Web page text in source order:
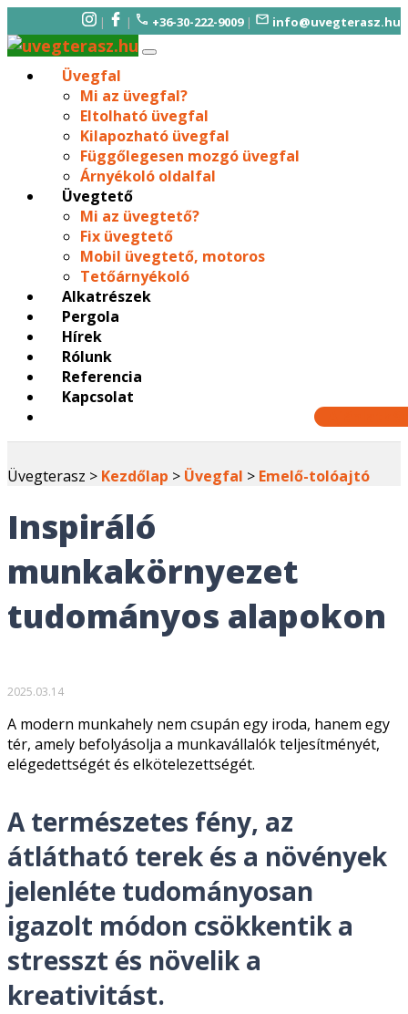
| | +36-30-222-9009 | info@uvegterasz.hu
Üvegfal
Mi az üvegfal?
Eltolható üvegfal
Kilapozható üvegfal
Függőlegesen mozgó üvegfal
Árnyékoló oldalfal
Üvegtető
Mi az üvegtető?
Fix üvegtető
Mobil üvegtető, motoros
Tetőárnyékoló
Alkatrészek
Pergola
Hírek
Rólunk
Referencia
Kapcsolat
Üvegterasz > Kezdőlap > Üvegfal > Emelő-tolóajtó
Inspiráló
munkakörnyezet
tudományos alapokon
2025.03.14
A modern munkahely nem csupán egy iroda, hanem egy
tér, amely befolyásolja a munkavállalók teljesítményét,
elégedettségét és elkötelezettségét.
A természetes fény, az
átlátható terek és a növények
jelenléte tudományosan
igazolt módon csökkentik a
stresszt és növelik a
kreativitást.